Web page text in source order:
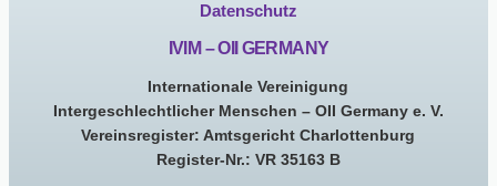
Datenschutz
IVIM – OII GERMANY
Internationale Vereinigung
Intergeschlechtlicher Menschen – OII Germany e. V.
Vereinsregister: Amtsgericht Charlottenburg
Register-Nr.: VR 35163 B